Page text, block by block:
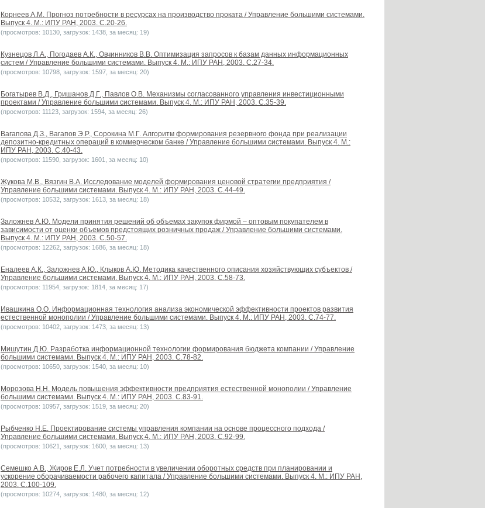
Корнеев А.М. Прогноз потребности в ресурсах на производство проката / Управление большими системами.
Выпуск 4. М.: ИПУ РАН, 2003. С.20-26.
(просмотров: 10130, загрузок: 1438, за месяц: 19)
Кузнецов Л.А., Погодаев А.К., Овчинников В.В. Оптимизация запросов к базам данных информационных
систем / Управление большими системами. Выпуск 4. М.: ИПУ РАН, 2003. С.27-34.
(просмотров: 10798, загрузок: 1597, за месяц: 20)
Богатырев В.Д., Гришанов Д.Г., Павлов О.В. Механизмы согласованного управления инвестиционными
проектами / Управление большими системами. Выпуск 4. М.: ИПУ РАН, 2003. С.35-39.
(просмотров: 11123, загрузок: 1594, за месяц: 26)
Вагапова Д.З., Вагапов Э.Р., Сорокина М.Г. Алгоритм формирования резервного фонда при реализации
депозитно-кредитных операций в коммерческом банке / Управление большими системами. Выпуск 4. М.:
ИПУ РАН, 2003. С.40-43.
(просмотров: 11590, загрузок: 1601, за месяц: 10)
Жукова М.В., Вязгин В.А. Исследование моделей формирования ценовой стратегии предприятия /
Управление большими системами. Выпуск 4. М.: ИПУ РАН, 2003. С.44-49.
(просмотров: 10532, загрузок: 1613, за месяц: 18)
Заложнев А.Ю. Модели принятия решений об объемах закупок фирмой – оптовым покупателем в
зависимости от оценки объемов предстоящих розничных продаж / Управление большими системами.
Выпуск 4. М.: ИПУ РАН, 2003. С.50-57.
(просмотров: 12262, загрузок: 1686, за месяц: 18)
Еналеев А.К., Заложнев А.Ю., Клыков А.Ю. Методика качественного описания хозяйствующих субъектов /
Управление большими системами. Выпуск 4. М.: ИПУ РАН, 2003. С.58-73.
(просмотров: 11954, загрузок: 1814, за месяц: 17)
Ивашкина О.О. Информационная технология анализа экономической эффективности проектов развития
естественной монополии / Управление большими системами. Выпуск 4. М.: ИПУ РАН, 2003. С.74-77.
(просмотров: 10402, загрузок: 1473, за месяц: 13)
Мишутин Д.Ю. Разработка информационной технологии формирования бюджета компании / Управление
большими системами. Выпуск 4. М.: ИПУ РАН, 2003. С.78-82.
(просмотров: 10650, загрузок: 1540, за месяц: 10)
Морозова Н.Н. Модель повышения эффективности предприятия естественной монополии / Управление
большими системами. Выпуск 4. М.: ИПУ РАН, 2003. С.83-91.
(просмотров: 10957, загрузок: 1519, за месяц: 20)
Рыбченко Н.Е. Проектирование системы управления компании на основе процессного подхода /
Управление большими системами. Выпуск 4. М.: ИПУ РАН, 2003. С.92-99.
(просмотров: 10621, загрузок: 1600, за месяц: 13)
Семешко А.В., Жиров Е.Л. Учет потребности в увеличении оборотных средств при планировании и
ускорение оборачиваемости рабочего капитала / Управление большими системами. Выпуск 4. М.: ИПУ РАН,
2003. С.100-109.
(просмотров: 10274, загрузок: 1480, за месяц: 12)